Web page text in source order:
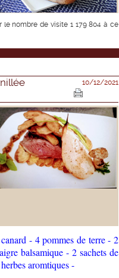
nombre de visite 1 179 804 à ce
10/12/2021
- 4 pommes de terre - 2
balsamique - 2 sachets de
aromtiques -